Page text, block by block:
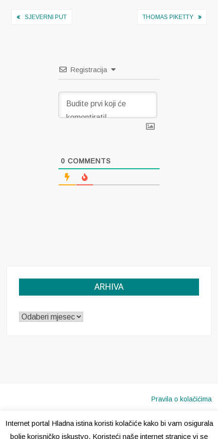
Navigacija
SJEVERNI PUT THOMAS PIKETTY
Registracija
0 COMMENTS
ARHIVA
ARHIVA
Pravila o kolačićima
Internet portal Hladna istina koristi kolačiće kako bi vam osigurala
bolje korisničko iskustvo. Koristeći naše internet stranice vi se
Copyright © 2020 · Sva prava pridržana · Hladna Istina